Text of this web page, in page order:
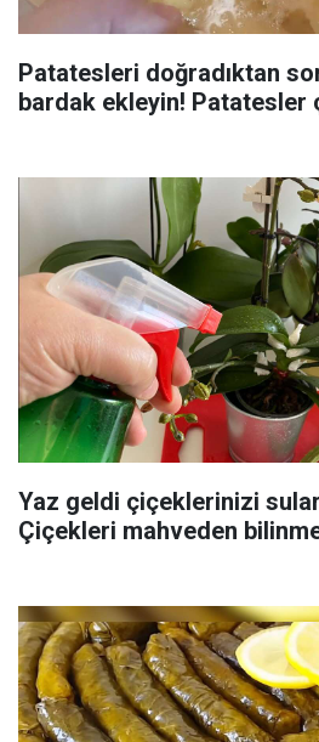
Patatesleri doğradıktan
bardak ekleyin! Patatesler
Yaz geldi çiçeklerinizi
Çiçekleri mahveden